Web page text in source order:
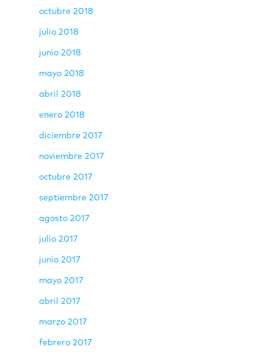
octubre 2018
julio 2018
junio 2018
mayo 2018
abril 2018
enero 2018
diciembre 2017
noviembre 2017
octubre 2017
septiembre 2017
agosto 2017
julio 2017
junio 2017
mayo 2017
abril 2017
marzo 2017
febrero 2017